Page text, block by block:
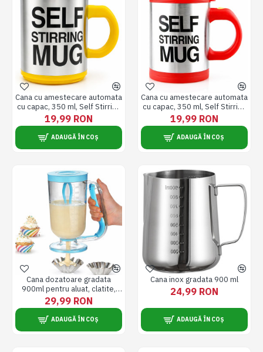
Cana cu amestecare automata
cu capac, 350 ml, Self Stirring
Mug, diametru 9 cm, galbena
19,99 RON
ADAUGĂ ÎN COȘ
Cana cu amestecare automata
cu capac, 350 ml, Self Stirring
Mug, diametru 9 cm, rosie
19,99 RON
ADAUGĂ ÎN COȘ
Cana dozatoare gradata
900ml pentru aluat, clatite,
briose, ciocolata
29,99 RON
ADAUGĂ ÎN COȘ
Cana inox gradata 900 ml
24,99 RON
ADAUGĂ ÎN COȘ